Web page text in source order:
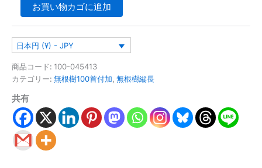
お買い物カゴに追加
日本円 (¥) - JPY
商品コード: 100-045413
カテゴリー: 無根樹100首付加, 無根樹縦長
共有